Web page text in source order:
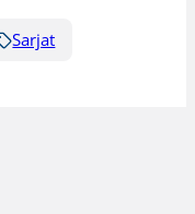
Sarjat